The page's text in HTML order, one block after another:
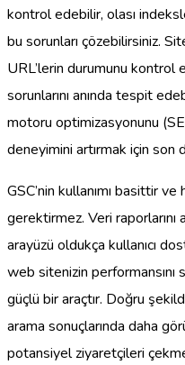
kontrol edebilir, olası
bu sorunları çözebilirsiniz.
URL’lerin durumunu kontrol
sorunlarını anında tespit
motoru optimizasyonunu
deneyimini artırmak için son
GSC’nin kullanımı basittir
gerektirmez. Veri
arayüzü oldukça kullanıcı
web sitenizin
güçlü bir araçtır. Doğru
arama sonuçlarında daha
potansiyel ziyaretçileri